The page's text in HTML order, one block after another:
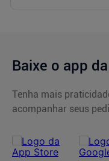
Baixe o app
Tenha mais
acompanhar seus